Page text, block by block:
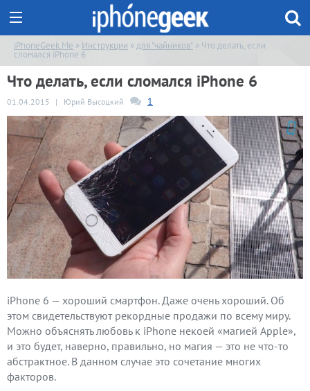
iPhoneGeek.Me » Инструкции »для "чайников" » Что делать, если
сломался iPhone 6
Что делать, если сломался iPhone 6
01.04.2015 | Юрий Высоцкий 1
iPhone 6 — хороший смартфон. Даже очень хороший. Об
этом свидетельствуют рекордные продажи по всему миру.
Можно объяснять любовь к iPhone некоей «магией Apple»,
и это будет, наверно, правильно, но магия — это не что-то
абстрактное. В данном случае это сочетание многих
факторов.